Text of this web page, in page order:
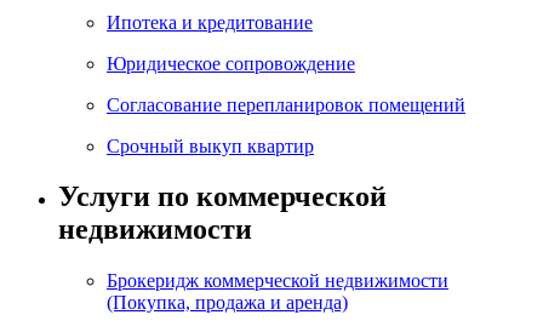
Ипотека и кредитование
Юридическое сопровождение
Согласование перепланировок помещений
Срочный выкуп квартир
Услуги по коммерческой
недвижимости
Брокеридж коммерческой недвижимости
(Покупка, продажа и аренда)